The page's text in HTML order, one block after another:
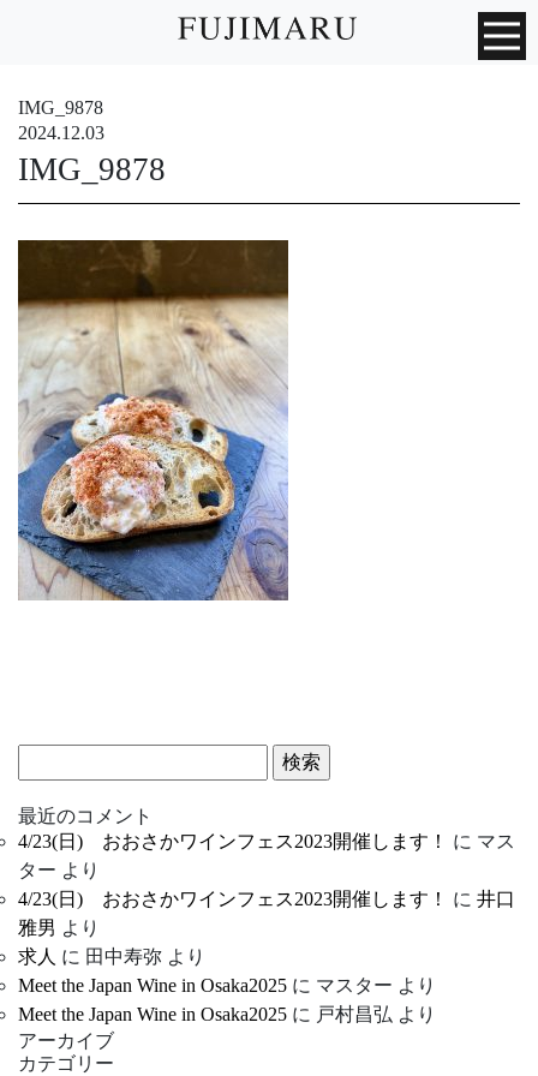
IMG_9878
2024.12.03
IMG_9878
索:
最近のコメント
4/23(日) おおさかワインフェス2023開催します！
に マス
ター より
4/23(日) おおさかワインフェス2023開催します！
に 井口
雅男 より
求人 に 田中寿弥 より
Meet the Japan Wine in Osaka2025 に マスター より
Meet the Japan Wine in Osaka2025 に 戸村昌弘 より
アーカイブ
カテゴリー